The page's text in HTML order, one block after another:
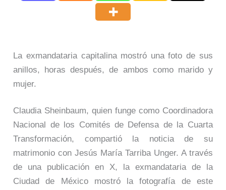
La exmandataria capitalina mostró una foto de sus
anillos, horas después, de ambos como marido y
mujer.
Claudia Sheinbaum, quien funge como Coordinadora
Nacional de los Comités de Defensa de la Cuarta
Transformación, compartió la noticia de su
matrimonio con Jesús María Tarriba Unger. A través
de una publicación en X, la exmandataria de la
Ciudad de México mostró la fotografía de este